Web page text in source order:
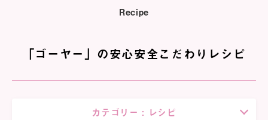
Recipe
「ゴーヤー」の安心安全こだわりレシピ
カテゴリー : レシピ